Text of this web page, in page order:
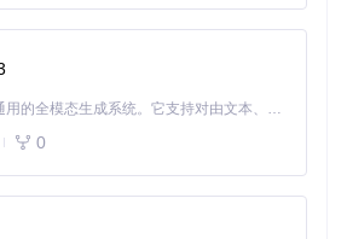
丁（电源管理优化文件）选择、内核扩
SMBIOS（系统型号信息）设置预期效
的个性化配置方案
的参数调整界面，无需手动编辑配置文
MiniMax H3 是一个通用的全模态生成系统。它支持对由文本、图像、视频和音频组成的多模态上下文进行统一理解，并能生成分辨率高达 2K、时长可达 15 秒的带原生立体声音频的视频。得益于面向任务泛化的系统设计，H3 在预训练阶段就已具备广泛的多模态上下文理解与生成能力，能够出色地执行复杂的多模态指令。
0